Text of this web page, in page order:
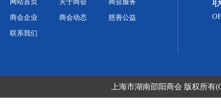
网站首页 关于商会 商会服务
商会企业 商会动态 慈善公益
联系我们
上海市湖南邵阳商会 版权所有